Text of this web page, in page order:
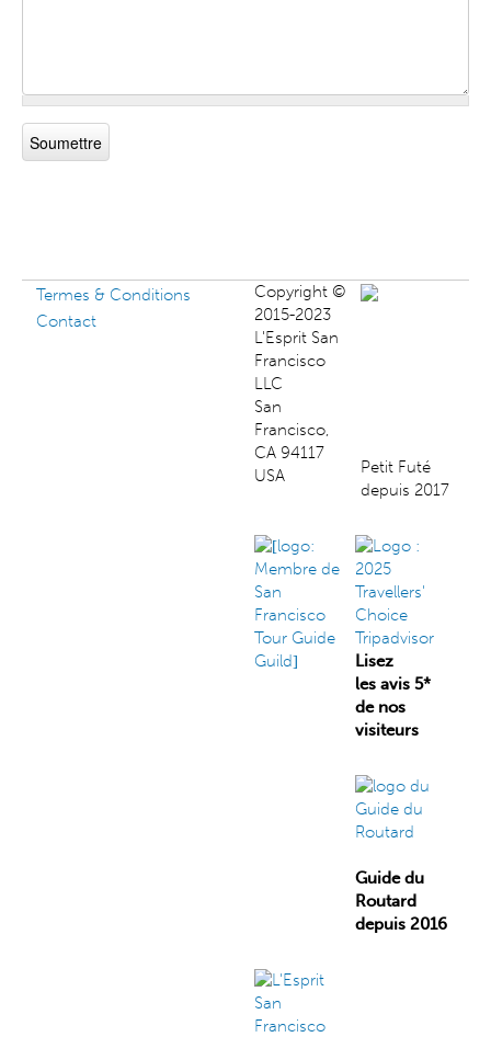
Termes & Conditions
Contact
Copyright ©
2015-2023
L'Esprit San
Francisco
LLC
San
Francisco,
CA 94117
USA
Petit Futé
depuis 2017
Lisez
les avis 5*
de nos
visiteurs
Guide du
Routard
depuis 2016